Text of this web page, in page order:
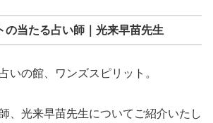
の当たる占い師｜光来早苗先生
いの館、ワンズスピリット。
、光来早苗先生についてご紹介いたし